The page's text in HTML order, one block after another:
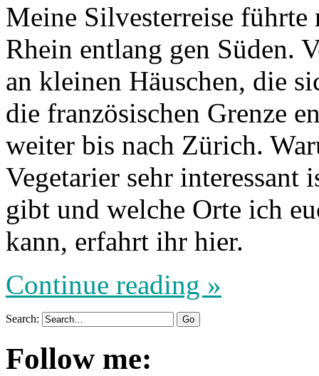
Meine Silvesterreise führte
Rhein entlang gen Süden.
an kleinen Häuschen, die
die französischen Grenze
weiter bis nach Zürich.
Vegetarier sehr interessant
gibt und welche Orte ich
kann, erfahrt ihr hier.
Continue reading »
Search:
Follow me: